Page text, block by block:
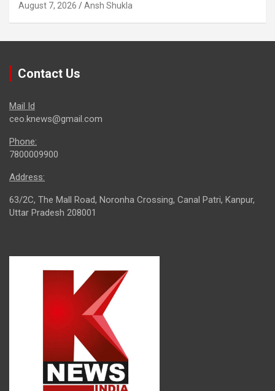
August 7, 2026 Ansh Shukla
Contact Us
Mail Id
ceo.knews@gmail.com
Phone:
7800009900
Address:
63/2C, The Mall Road, Noronha Crossing, Canal Patri, Kanpur,
Uttar Pradesh 208001